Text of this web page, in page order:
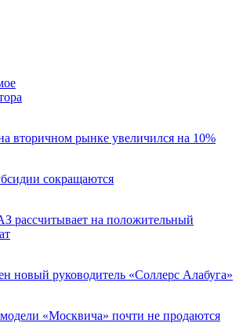
вторичном рынке увеличился на 10%
сокращаются
рассчитывает на положительный
новый руководитель «Соллерс Алабуга»
«Москвича» почти не продаются